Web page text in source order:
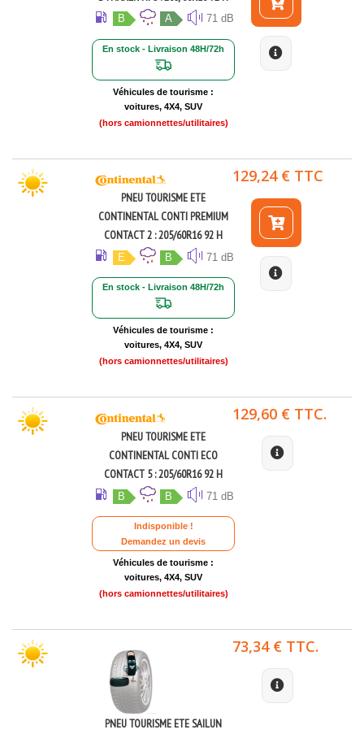
B A 71 dB
En stock - Livraison 48H/72h
Véhicules de tourisme :
voitures, 4X4, SUV
(hors camionnettes/utilitaires)
PNEU TOURISME ETE
CONTINENTAL CONTI PREMIUM
CONTACT 2 : 205/60R16 92 H
E B 71 dB
En stock - Livraison 48H/72h
Véhicules de tourisme :
voitures, 4X4, SUV
(hors camionnettes/utilitaires)
129,24 € TTC
PNEU TOURISME ETE
CONTINENTAL CONTI ECO
CONTACT 5 : 205/60R16 92 H
B B 71 dB
Indisponible !
Demandez un devis
Véhicules de tourisme :
voitures, 4X4, SUV
(hors camionnettes/utilitaires)
129,60 € TTC.
PNEU TOURISME ETE SAILUN
73,34 € TTC.